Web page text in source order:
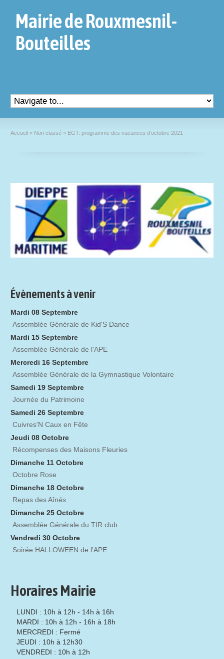
Mairie de Rouxmesnil-
Bouteilles
Accueil » Non classé » EGT: programme des vacances d’octobre 2021
Évènements à venir
Mardi 08 Septembre
Assemblée Générale de Kid'S Dance
Mardi 15 Septembre
Assemblée Générale de l'APE
Mercredi 16 Septembre
Assemblée Générale de la Gymnastique Volontaire
Samedi 19 Septembre
Journée du Patrimoine
Samedi 26 Septembre
Cuivres'N Caux en Fête
Jeudi 08 Octobre
Récompenses des Maisons Fleuries
Dimanche 11 Octobre
Octobre Rose
Dimanche 18 Octobre
Repas des Aînés
Dimanche 25 Octobre
Assemblée Générale du TIR club
Vendredi 30 Octobre
Soirée HALLOWEEN de l'APE
Horaires Mairie
LUNDI : 10h à 12h - 14h à 16h
MARDI : 10h à 12h - 16h à 18h
MERCREDI : Fermé
JEUDI : 10h à 12h30
VENDREDI : 10h à 12h